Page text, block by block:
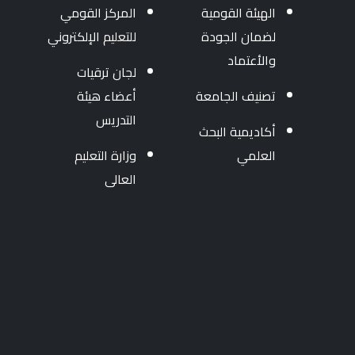
الهيئة القومية
لضمان الجودة
والأعتماد
تصنيف الجامعة
أكاديمية البحث
العلمي
المركز القومي
للتعليم الإلكتروني
لجان ترقيات
أعضاء هيئة
التدريس
وزارة التعليم
العالى